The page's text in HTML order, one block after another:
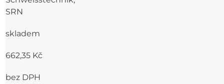
SRN
skladem
662,35 Kč
bez DPH